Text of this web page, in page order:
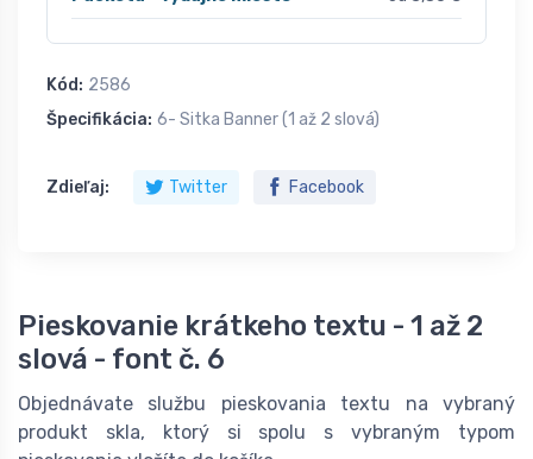
Kód: 2586
Špecifikácia: 6- Sitka Banner (1 až 2 slová)
Zdieľaj: Twitter Facebook
Pieskovanie krátkeho textu - 1 až 2
slová - font č. 6
Objednávate službu pieskovania textu na vybraný
produkt skla, ktorý si spolu s vybraným typom